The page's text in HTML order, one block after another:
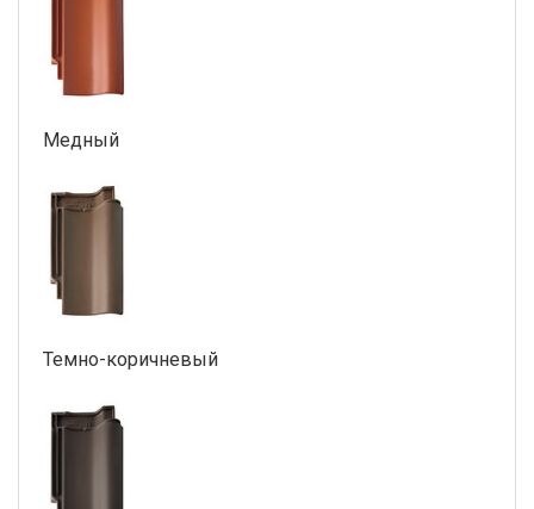
Медный
Темно-коричневый